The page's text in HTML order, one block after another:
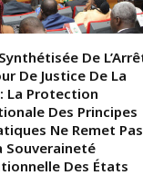
De
De Justice De La
: La Protection
Des Principes
Ne Remet Pas
Souveraineté
Des États